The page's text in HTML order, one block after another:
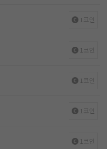
1코인
1코인
1코인
1코인
1코인